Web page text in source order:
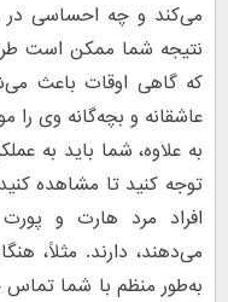
می‌کند و چه احساسی در
نتیجه شما ممکن است
که گاهی اوقات باعث
عاشقانه و بچه‌گانه وی را
به علاوه، شما باید به
توجه کنید تا مشاهده
افراد مرد هارت و
می‌دهند، دارند. مثلاً،
به‌طور منظم با شما تماس